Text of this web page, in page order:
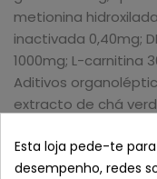
metionina
inactivada 0,40mg;
1000mg; L-carnitina
Aditivos
extracto de chá
tocoferóis.
Esta loja pede-te
desempenho, redes